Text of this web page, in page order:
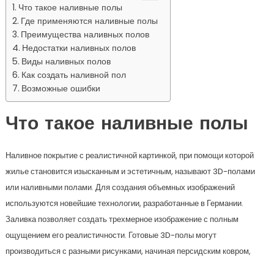
Что такое наливные полы
Где применяются наливные полы
Преимущества наливных полов
Недостатки наливных полов
Виды наливных полов
Как создать наливной пол
Возможные ошибки
Что такое наливные полы
Наливное покрытие с реалистичной картинкой, при помощи которой
жилье становится изысканным и эстетичным, называют 3D-полами
или наливными полами. Для создания объемных изображений
используются новейшие технологии, разработанные в Германии.
Заливка позволяет создать трехмерное изображение с полным
ощущением его реалистичности. Готовые 3D-полы могут
производиться с разными рисунками, начиная персидским ковром,